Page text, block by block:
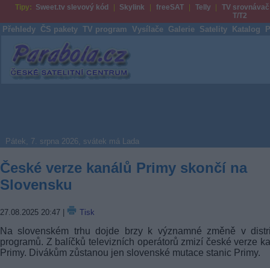
Tipy: Sweet.tv slevový kód Skylink freeSAT Telly
TV srovnávač
T/T2
Přehledy ČS pakety TV program Vysílače Galerie Satelity Katalog
Parabola.cz
Pátek, 7. srpna 2026, svátek má Lada
České verze kanálů Primy skončí na
Slovensku
27.08.2025 20:47 Tisk
Na slovenském trhu dojde brzy k významné změně v
programů. Z balíčků televizních operátorů zmizí české verze
Primy. Divákům zůstanou jen slovenské mutace stanic Primy.